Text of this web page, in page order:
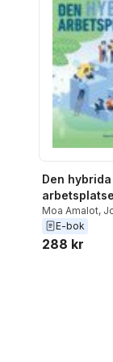
Den hybrida
Moa Amalot,
Olsson
E-bok
288 kr